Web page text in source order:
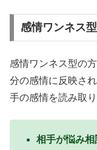
感情ワンネス
感情ワンネス型の
分の感情に反映さ
手の感情を読み取り
相手が悩み